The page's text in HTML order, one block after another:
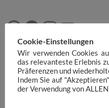
WhatsApp
Facebook
Social Media
Schützenverein
Cookie-Einstellungen
Wir verwenden Cookies
das relevanteste Erlebnis
Präferenzen und
Indem Sie auf
der Verwendung von